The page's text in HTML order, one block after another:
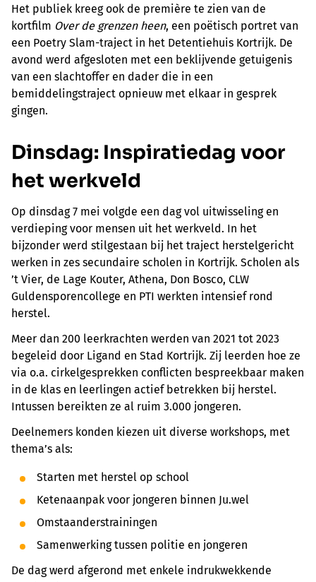
Het publiek kreeg ook de première te zien van de
kortfilm Over de grenzen heen, een poëtisch portret van
een Poetry Slam-traject in het Detentiehuis Kortrijk. De
avond werd afgesloten met een beklijvende getuigenis
van een slachtoffer en dader die in een
bemiddelingstraject opnieuw met elkaar in gesprek
gingen.
Dinsdag: Inspiratiedag voor
het werkveld
Op dinsdag 7 mei volgde een dag vol uitwisseling en
verdieping voor mensen uit het werkveld. In het
bijzonder werd stilgestaan bij het traject herstelgericht
werken in zes secundaire scholen in Kortrijk. Scholen als
’t Vier, de Lage Kouter, Athena, Don Bosco, CLW
Guldensporencollege en PTI werkten intensief rond
herstel.
Meer dan 200 leerkrachten werden van 2021 tot 2023
begeleid door Ligand en Stad Kortrijk. Zij leerden hoe ze
via o.a. cirkelgesprekken conflicten bespreekbaar maken
in de klas en leerlingen actief betrekken bij herstel.
Intussen bereikten ze al ruim 3.000 jongeren.
Deelnemers konden kiezen uit diverse workshops, met
thema’s als:
Starten met herstel op school
Ketenaanpak voor jongeren binnen Ju.wel
Omstaanderstrainingen
Samenwerking tussen politie en jongeren
De dag werd afgerond met enkele indrukwekkende